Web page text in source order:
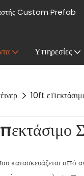
Custom Prefab
Υπηρεσίες
10ft
κατασκευάζεται